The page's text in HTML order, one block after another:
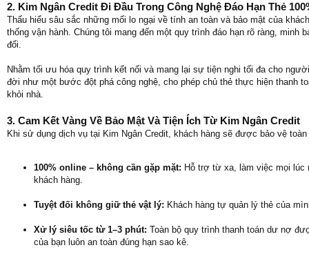
2. Kim Ngân Credit Đi Đầu Trong Công Nghệ Đáo Hạn Thẻ
Thấu hiểu sâu sắc những mối lo ngại về tính an toàn và bảo mật của
thống vận hành. Chúng tôi mang đến một quy trình đáo hạn rõ ràng,
đối.
Nhằm tối ưu hóa quy trình kết nối và mang lại sự tiện nghi tối đa cho
đời như một bước đột phá công nghệ, cho phép chủ thẻ thực hiện thanh
khỏi nhà.
3. Cam Kết Vàng Về Bảo Mật Và Tiện Ích Từ Kim Ngân Credit
Khi sử dụng dịch vụ tại Kim Ngân Credit, khách hàng sẽ được bảo vệ
100% online – không cần gặp mặt: Hỗ trợ từ xa, làm việc mọi
khách hàng.
Tuyệt đối không giữ thẻ vật lý: Khách hàng tự quản lý thẻ của
Xử lý siêu tốc từ 1–3 phút: Toàn bộ quy trình thanh toán dư nợ
của bạn luôn an toàn đúng hạn sao kê.